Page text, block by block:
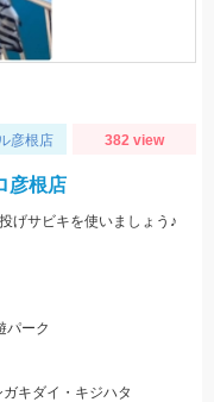
彦根店 382 view
彦根店
げサビキを使いましょう♪
パーク
キダイ・キジハタ